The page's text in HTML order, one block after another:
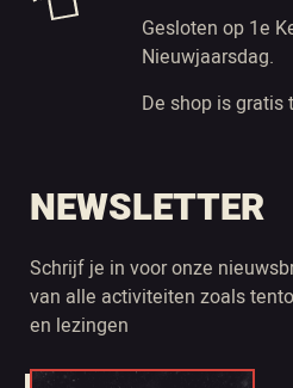
Gesloten op 1e
Nieuwjaarsdag.
De shop is gratis
NEWSLETTER
Schrijf je in voor onze
van alle activiteiten zoals
en lezingen